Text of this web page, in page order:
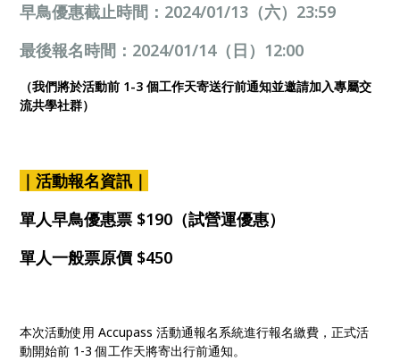
早鳥優惠截止時間： 2024/01/13（六）23:59
最後報名時間： 2024/01/14（日）12:00
（我們將於活動前 1-3 個工作天寄送行前通知並邀請加入專屬交
流共學社群）
｜活動報名資訊｜
單人早鳥優惠票 $190（試營運優惠）
單人一般票原價 $450
本次活動使用 Accupass 活動通報名系統進行報名繳費，正式活
動開始前 1-3 個工作天將寄出行前通知。